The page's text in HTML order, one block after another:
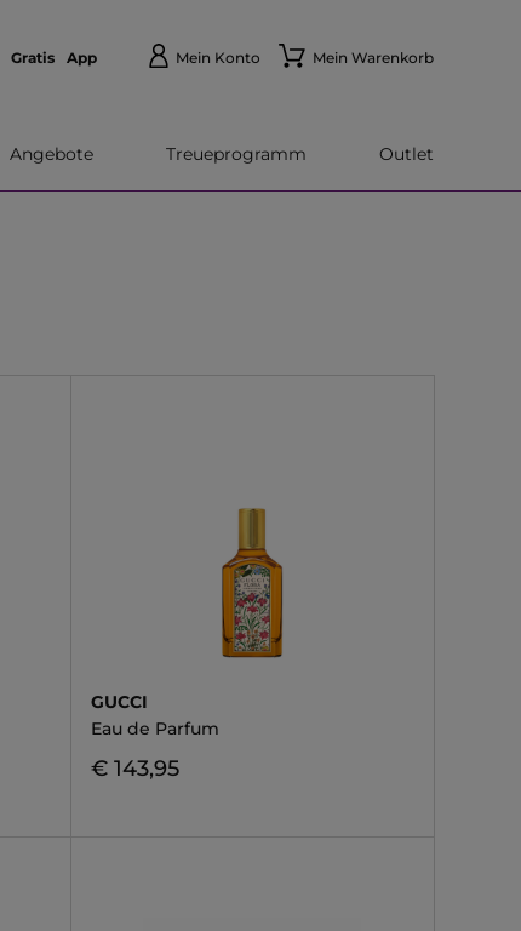
Gratis App Mein Konto Mein Warenkorb
Angebote Treueprogramm Outlet
GUCCI
Eau de Parfum
€ 143,95